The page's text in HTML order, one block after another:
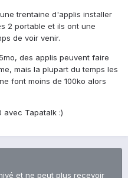
trentaine d'applis installer
2 portable et ils ont une
de voir venir.
des applis peuvent faire
mais la plupart du temps les
font moins de 100ko alors
avec Tapatalk :)
et ne peut plus recevoir